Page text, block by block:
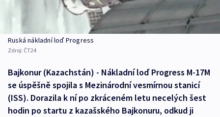
Ruská nákladní loď Progress
Zdroj: ČT24
Bajkonur (Kazachstán) - Nákladní loď Progress M-17M
se úspěšně spojila s Mezinárodní vesmírnou stanicí
(ISS). Dorazila k ní po zkráceném letu necelých šest
hodin po startu z kazašského Bajkonuru, odkud ji